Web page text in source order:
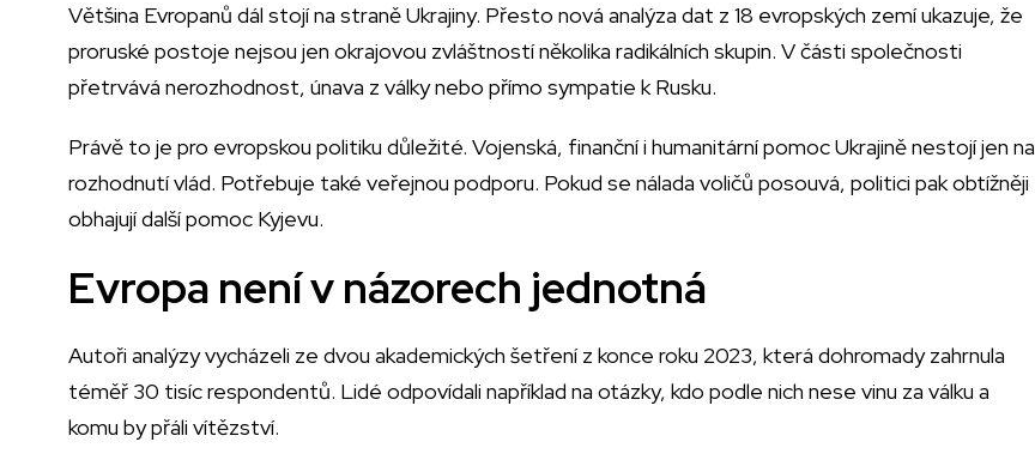
Většina Evropanů dál stojí na straně Ukrajiny. Přesto nová analýza dat z 18 evropských zemí ukazuje, že
proruské postoje nejsou jen okrajovou zvláštností několika radikálních skupin. V části společnosti
přetrvává nerozhodnost, únava z války nebo přímo sympatie k Rusku.
Právě to je pro evropskou politiku důležité. Vojenská, finanční i humanitární pomoc Ukrajině nestojí jen na
rozhodnutí vlád. Potřebuje také veřejnou podporu. Pokud se nálada voličů posouvá, politici pak obtížněji
obhajují další pomoc Kyjevu.
Evropa není v názorech jednotná
Autoři analýzy vycházeli ze dvou akademických šetření z konce roku 2023, která dohromady zahrnula
téměř 30 tisíc respondentů. Lidé odpovídali například na otázky, kdo podle nich nese vinu za válku a
komu by přáli vítězství.